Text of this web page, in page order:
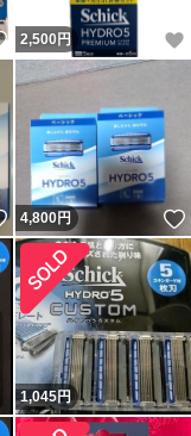
いいね！
2,500 円
いいね！
4,800円
1,045円